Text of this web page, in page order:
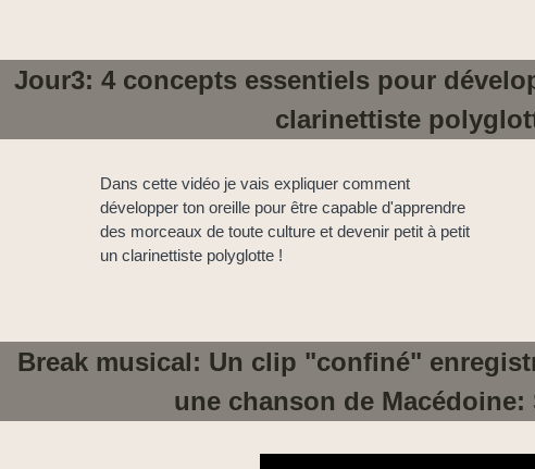
Jour3: 4 concepts essentiels pour
clarinettiste
Dans cette vidéo je vais expliquer comment
développer ton oreille pour être capable d'apprendre
des morceaux de toute culture et devenir petit à petit
un clarinettiste polyglotte !
Break musical: Un clip "confiné"
une chanson de Macédoine: